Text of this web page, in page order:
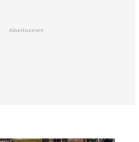
Advertisement